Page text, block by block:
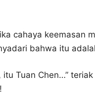
cahaya keemasan
bahwa itu
itu Tuan Chen…”